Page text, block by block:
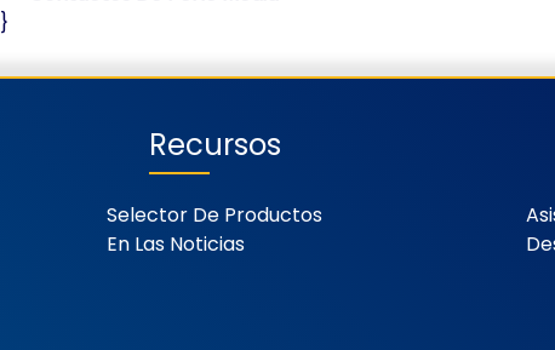
}
Recursos
Selector De Productos
En Las Noticias